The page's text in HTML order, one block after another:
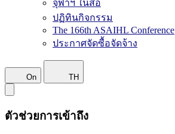
จุฬาฯ ในสื่อ
ปฏิทินกิจกรรม
The 166th ASAIHL Conference
ประกาศจัดซื้อจัดจ้าง
On TH
ตัวช่วยการเข้าถึง